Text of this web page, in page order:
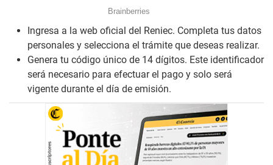
Ingresa a la web oficial del Reniec. Completa tus datos
personales y selecciona el trámite que deseas realizar.
Genera tu código único de 14 dígitos. Este identificador
será necesario para efectuar el pago y solo será
vigente durante el día de emisión.